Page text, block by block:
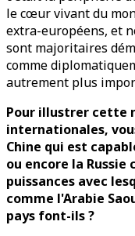
le cœur vivant du
extra-européens, et
sont majoritaires
comme
autrement plus
Pour illustrer cette
internationales,
Chine qui est
ou encore la Russie
puissances avec
comme l'Arabie
pays font-ils ?